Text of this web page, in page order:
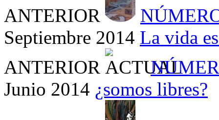
ANTERIOR
Septiembre 2014 La vida
ANTERIOR
Junio 2014 ¿somos libres?